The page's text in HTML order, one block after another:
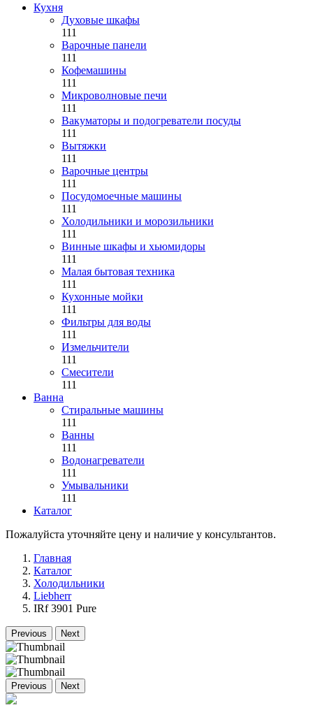
Кухня
Духовые шкафы
111
Варочные панели
111
Кофемашины
111
Микроволновые печи
111
Вакуматоры и подогреватели посуды
111
Вытяжки
111
Варочные центры
111
Посудомоечные машины
111
Холодильники и морозильники
111
Винные шкафы и хьюмидоры
111
Малая бытовая техника
111
Кухонные мойки
111
Фильтры для воды
111
Измельчители
111
Смесители
111
Ванна
Стиральные машины
111
Ванны
111
Водонагреватели
111
Умывальники
111
Каталог
Пожалуйста уточняйте цену и наличие у консультантов.
Главная
Каталог
Холодильники
Liebherr
IRf 3901 Pure
Previous Next
Previous Next